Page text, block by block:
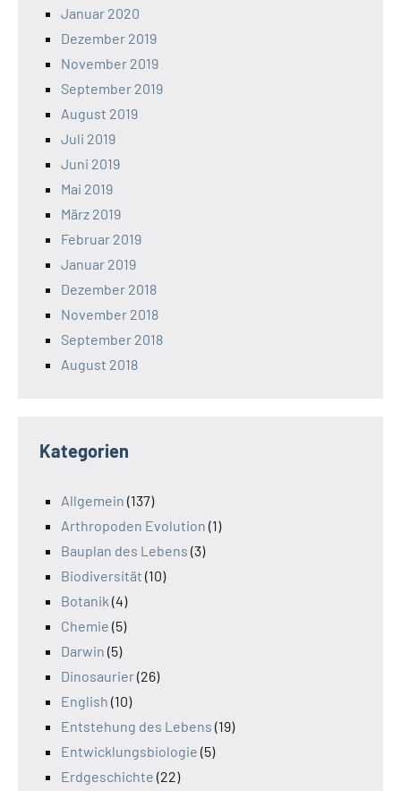
Januar 2020
Dezember 2019
November 2019
September 2019
August 2019
Juli 2019
Juni 2019
Mai 2019
März 2019
Februar 2019
Januar 2019
Dezember 2018
November 2018
September 2018
August 2018
Kategorien
Allgemein (137)
Arthropoden Evolution (1)
Bauplan des Lebens (3)
Biodiversität (10)
Botanik (4)
Chemie (5)
Darwin (5)
Dinosaurier(26)
English (10)
Entstehung des Lebens (19)
Entwicklungsbiologie (5)
Erdgeschichte (22)